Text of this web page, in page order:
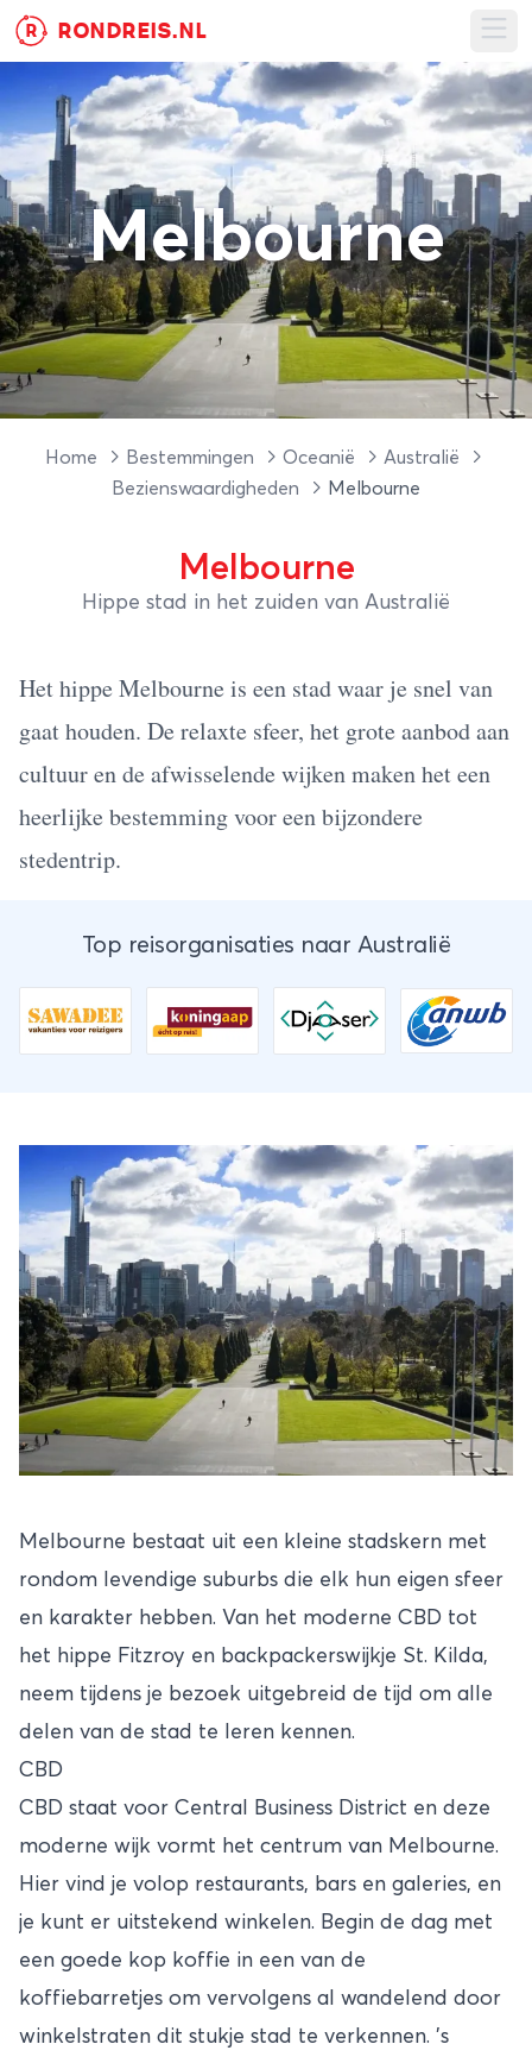
R RONDREIS.NL
Melbourne
Home Bestemmingen Oceanië
Australië
Bezienswaardigheden
Melbourne
Melbourne
Hippe stad in het zuiden van Australië
Het hippe Melbourne is een stad waar je snel van
gaat houden. De relaxte sfeer, het grote aanbod aan
cultuur en de afwisselende wijken maken het een
heerlijke bestemming voor een bijzondere
stedentrip.
Top reisorganisaties naar Australië
Melbourne bestaat uit een kleine stadskern met
rondom levendige suburbs die elk hun eigen sfeer
en karakter hebben. Van het moderne CBD tot
het hippe Fitzroy en backpackerswijkje St. Kilda,
neem tijdens je bezoek uitgebreid de tijd om alle
delen van de stad te leren kennen.
CBD
CBD staat voor Central Business District en deze
moderne wijk vormt het centrum van Melbourne.
Hier vind je volop restaurants, bars en galeries, en
je kunt er uitstekend winkelen. Begin de dag met
een goede kop koffie in een van de
koffiebarretjes om vervolgens al wandelend door
winkelstraten dit stukje stad te verkennen. ’s